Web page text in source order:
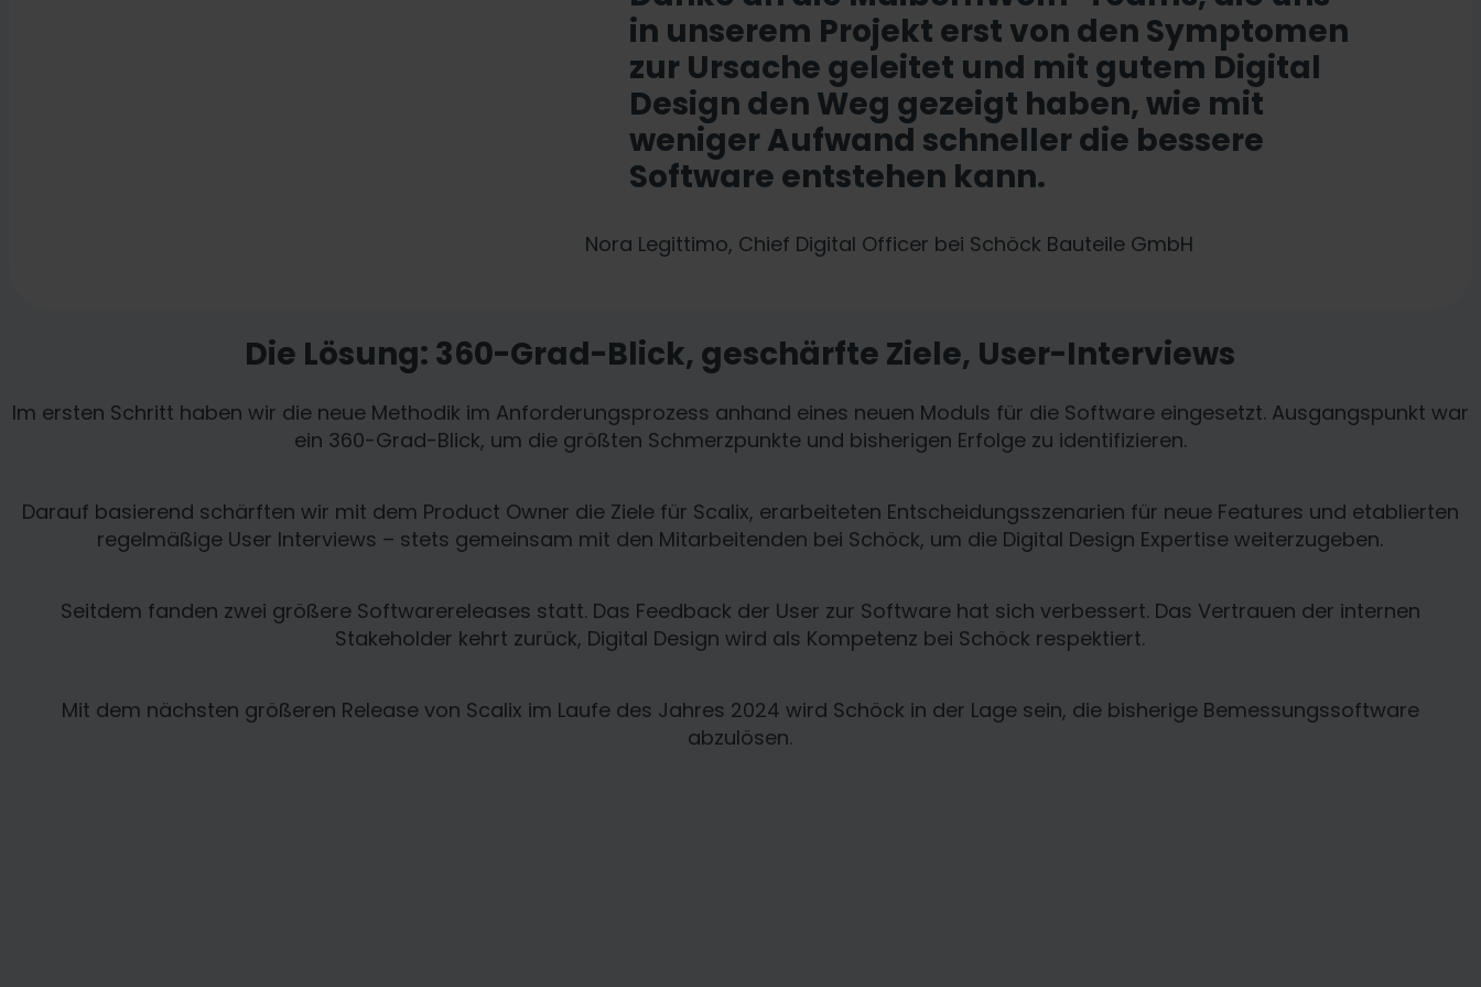
in unserem Projekt erst von den Symptomen
zur Ursache geleitet und mit gutem Digital
Design den Weg gezeigt haben, wie mit
weniger Aufwand schneller die bessere
Software entstehen kann.
Nora Legittimo, Chief Digital Officer bei Schöck Bauteile GmbH
Die Lösung: 360-Grad-Blick, geschärfte Ziele, User-Interviews
Im ersten Schritt haben wir die neue Methodik im Anforderungsprozess anhand eines neuen Moduls für die Software eingesetzt. Ausgangspunkt war
ein 360-Grad-Blick, um die größten Schmerzpunkte und bisherigen Erfolge zu identifizieren.
Darauf basierend schärften wir mit dem Product Owner die Ziele für Scalix, erarbeiteten Entscheidungsszenarien für neue Features und etablierten
regelmäßige User Interviews – stets gemeinsam mit den Mitarbeitenden bei Schöck, um die Digital Design Expertise weiterzugeben.
Seitdem fanden zwei größere Softwarereleases statt. Das Feedback der User zur Software hat sich verbessert. Das Vertrauen der internen
Stakeholder kehrt zurück, Digital Design wird als Kompetenz bei Schöck respektiert.
Mit dem nächsten größeren Release von Scalix im Laufe des Jahres 2024 wird Schöck in der Lage sein, die bisherige Bemessungssoftware
abzulösen.